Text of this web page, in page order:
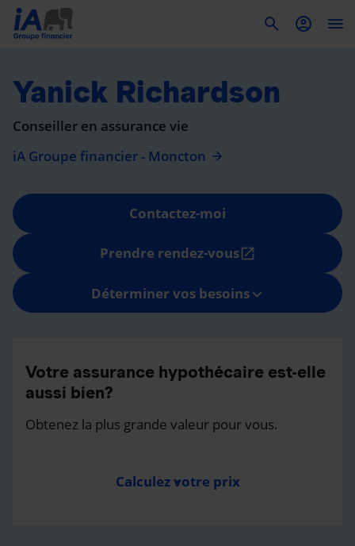
Yanick Richardson
Conseiller en assurance vie
iA Groupe financier - Moncton
Contactez-moi
Prendre rendez-vousopen_in_new
Déterminer vos besoins
Votre assurance hypothécaire est-elle
aussi bien?
Obtenez la plus grande valeur pour vous.
Calculez votre prix